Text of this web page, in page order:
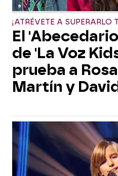
¡ATRÉVETE A SUPERARLO
El
de 'La Voz
prueba a
Martín y